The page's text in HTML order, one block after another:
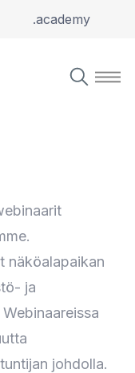
.academy
näköalapaikan
ja
johdolla.